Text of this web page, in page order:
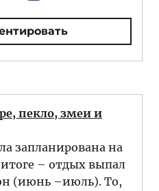
пекло, змеи и
запланирована на
– отдых выпал
(июнь –июль). То,